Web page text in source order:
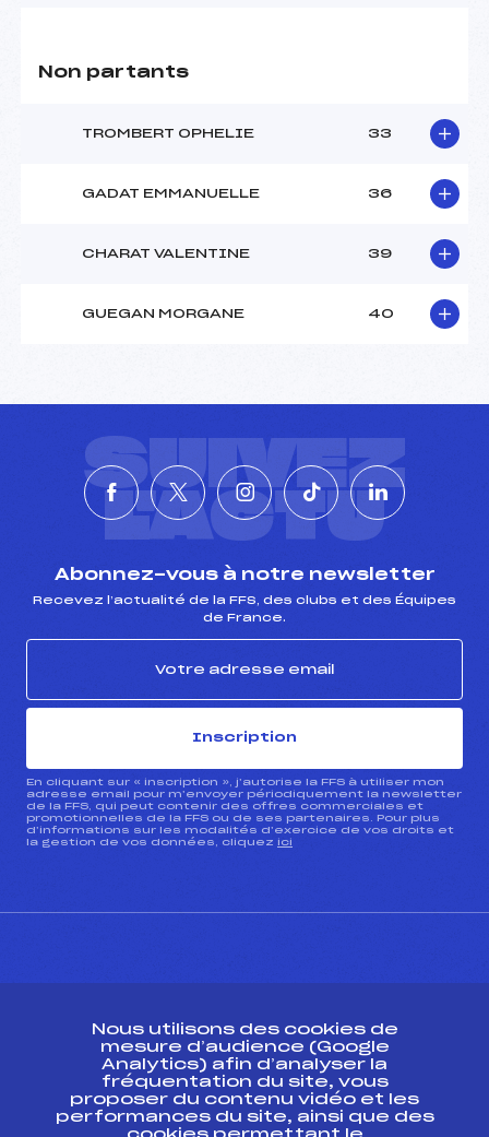
Non partants
TROMBERT OPHELIE 33
GADAT EMMANUELLE 36
CHARAT VALENTINE 39
GUEGAN MORGANE 40
SUIVEZ
L'ACTU
Abonnez-vous à notre newsletter
Recevez l’actualité de la FFS, des clubs et des Équipes
de France.
Inscription
En cliquant sur « inscription », j’autorise la FFS à utiliser mon
adresse email pour m’envoyer périodiquement la newsletter
de la FFS, qui peut contenir des offres commerciales et
promotionnelles de la FFS ou de ses partenaires. Pour plus
d’informations sur les modalités d’exercice de vos droits et
la gestion de vos données, cliquez ici
Ressources
Pass’Neige
Nous utilisons des cookies de
mesure d’audience (Google
Analytics) afin d’analyser la
fréquentation du site, vous
proposer du contenu vidéo et les
performances du site, ainsi que des